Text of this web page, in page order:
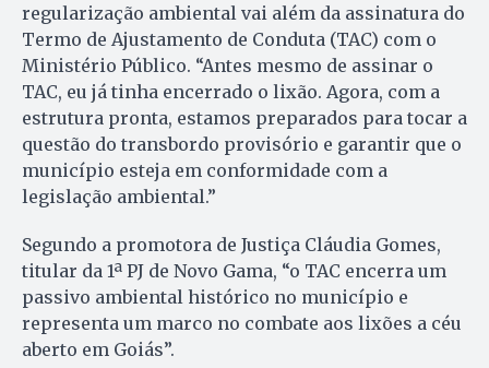
regularização ambiental vai além da assinatura do
Termo de Ajustamento de Conduta (TAC) com o
Ministério Público. “Antes mesmo de assinar o
TAC, eu já tinha encerrado o lixão. Agora, com a
estrutura pronta, estamos preparados para tocar a
questão do transbordo provisório e garantir que o
município esteja em conformidade com a
legislação ambiental.”
Segundo a promotora de Justiça Cláudia Gomes,
titular da 1ª PJ de Novo Gama, “o TAC encerra um
passivo ambiental histórico no município e
representa um marco no combate aos lixões a céu
aberto em Goiás”.